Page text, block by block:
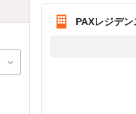
PAXレジデ